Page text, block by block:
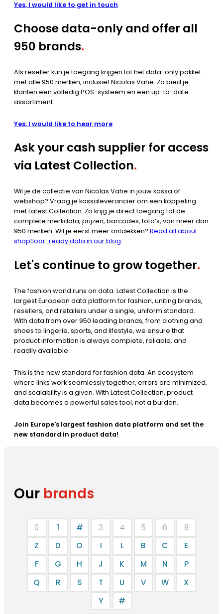
Yes, I would like to get in touch
Choose data-only and offer all
950 brands.
Als reseller kun je toegang krijgen tot het data-only pakket
met alle 950 merken, inclusief Nicolas Vahe. Zo bied je
klanten een volledig POS-systeem en een up-to-date
assortiment.
Yes, I would like to hear more
Ask your cash supplier for access
via Latest Collection.
Wil je de collectie van Nicolas Vahe in jouw kassa of
webshop? Vraag je kassaleverancier om een koppeling
met Latest Collection. Zo krijg je direct toegang tot de
complete merkdata, prijzen, barcodes, foto’s, van meer dan
950 merken. Wil je eerst meer ontdekken? Read all about
shopfloor-ready data in our blog.
Let's continue to grow together.
The fashion world runs on data. Latest Collection is the
largest European data platform for fashion, uniting brands,
resellers, and retailers under a single, uniform standard.
With data from over 950 leading brands, from clothing and
shoes to lingerie, sports, and lifestyle, we ensure that
product information is always complete, reliable, and
readily available.
This is the new standard for fashion data. An ecosystem
where links work seamlessly together, errors are minimized,
and scalability is a given. With Latest Collection, product
data becomes a powerful sales tool, not a burden.
Join Europe's largest fashion data platform and set the
new standard in product data!
Our brands
0 1 # 3 4 5 6
8
Z
D O I L B C
E
F
G H J K M N
P
Q
R S T U V W
X
Y
#